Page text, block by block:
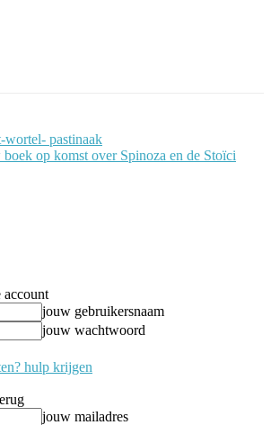
wortel- pastinaak
op komst over Spinoza en de Stoïci
jouw gebruikersnaam
jouw wachtwoord
hulp krijgen
jouw mailadres